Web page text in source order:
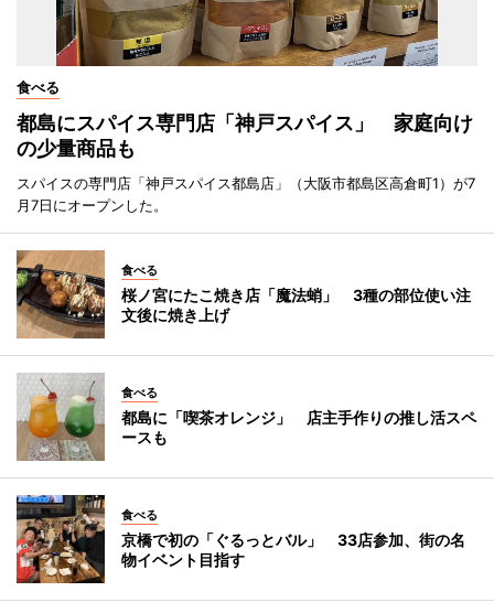
食べる
都島にスパイス専門店「神戸スパイス」 家庭向け
の少量商品も
スパイスの専門店「神戸スパイス都島店」（大阪市都島区高倉町1）が7
月7日にオープンした。
食べる
桜ノ宮にたこ焼き店「魔法蛸」 3種の部位使い注
文後に焼き上げ
食べる
都島に「喫茶オレンジ」 店主手作りの推し活スペ
ースも
食べる
京橋で初の「ぐるっとバル」 33店参加、街の名
物イベント目指す